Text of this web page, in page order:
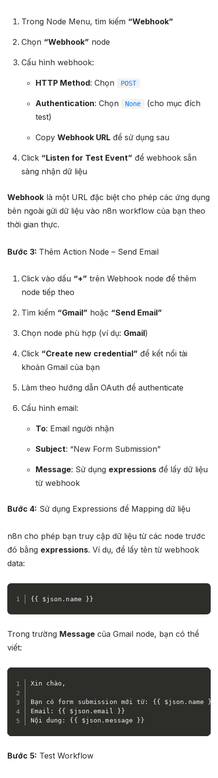
Trong Node Menu, tìm kiếm “Webhook”
Chọn “Webhook” node
Cấu hình webhook:
HTTP Method: Chọn POST
Authentication: Chọn None
(cho mục đích
test)
Copy Webhook URLđể sử dụng sau
Click “Listen for Test Event” để webhook sẵn
sàng nhận dữ liệu​
Webhook là một URL đặc biệt cho phép các ứng dụng
bên ngoài gửi dữ liệu vào n8n workflow của bạn theo
thời gian thực.
Bước 3: Thêm Action Node – Send Email
Click vào dấu “+” trên Webhook node để thêm
node tiếp theo
Tìm kiếm “Gmail” hoặc “Send Email”
Chọn node phù hợp (ví dụ: Gmail)
Click “Create new credential” để kết nối tài
khoản Gmail của bạn​
Làm theo hướng dẫn OAuth để authenticate
Cấu hình email:
To: Email người nhận
Subject: “New Form Submission”
Message: Sử dụng expressionsđể lấy dữ liệu
từ webhook
Bước 4: Sử dụng Expressions để Mapping dữ liệu
n8n cho phép bạn truy cập dữ liệu từ các node trước
đó bằng expressions. Ví dụ, để lấy tên từ webhook
data:​
{{ $json.name }}
Trong trường Message của Gmail node, bạn có thể
viết:
Xin chào,
Bạn có form submission mới từ: {{ $json.name }}
Email: {{ $json.email }}
Nội dung: {{ $json.message }}
Bước 5: Test Workflow